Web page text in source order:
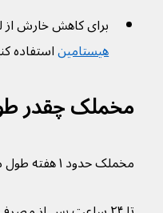
برای کاهش خارش از
هیستامین استفاده
مخملک چقدر
مخملک حدود ۱ هفته طول می‌کشد.